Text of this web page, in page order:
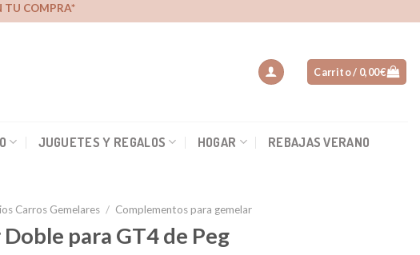
TU COMPRA*
Carrito / 0,00€
JUGUETES Y REGALOS HOGAR REBAJAS VERANO
Carros Gemelares / Complementos para gemelar
para GT4 de Peg